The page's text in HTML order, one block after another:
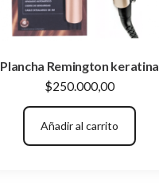
Plancha Remington keratina
$250.000,00
Añadir al carrito